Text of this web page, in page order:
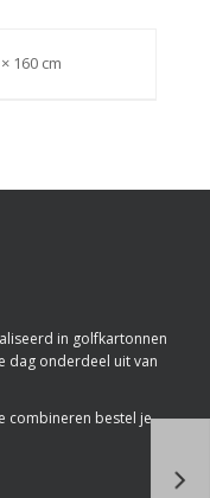
160 cm
in golfkartonnen
dag onderdeel uit van
combineren bestel je